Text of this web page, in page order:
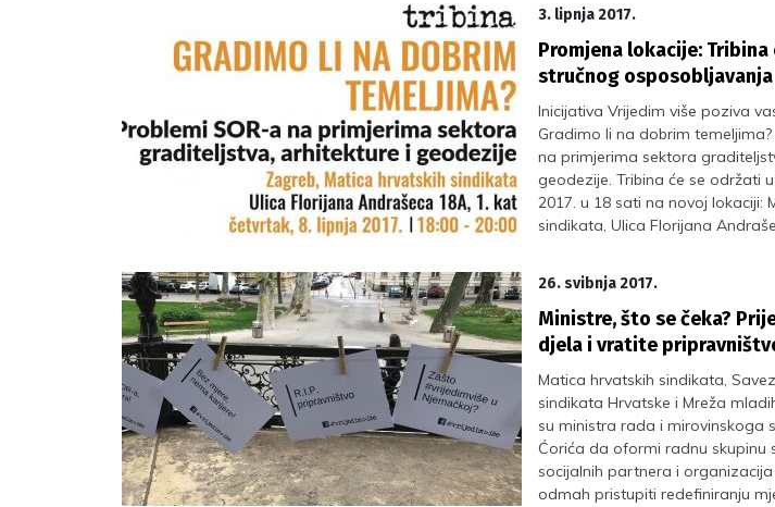
3. lipnja 2017.
Promjena lokacije:
stručnog osposobljavanja
Inicijativa Vrijedim više poziva
Gradimo li na dobrim temeljima?
na primjerima sektora
geodezije. Tribina će se održati
2017. u 18 sati na novoj lokaciji:
sindikata, Ulica Florijana
26. svibnja 2017.
Ministre, što se čeka?
djela i vratite
Matica hrvatskih sindikata,
sindikata Hrvatske i Mreža
su ministra rada i mirovinskoga
Ćorića da oformi radnu skupinu
socijalnih partnera i
odmah pristupiti redefiniranju